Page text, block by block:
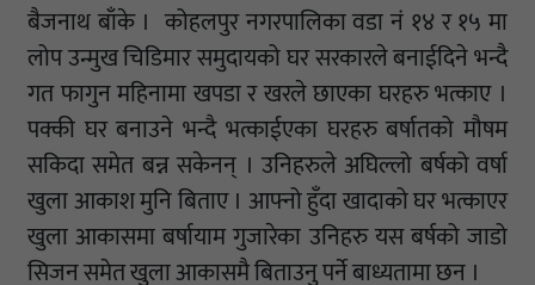
बैजनाथ बाँके । कोहलपुर नगरपालिका वडा नं १४ र १५ मा
लोप उन्मुख चिडिमार समुदायको घर सरकारले बनाईदिने भन्दै
गत फागुन महिनामा खपडा र खरले छाएका घरहरु भत्काए ।
पक्की घर बनाउने भन्दै भत्काईएका घरहरु बर्षातको मौषम
सकिदा समेत बन्न सकेनन् । उनिहरुले अघिल्लो बर्षको वर्षा
खुला आकाश मुनि बिताए । आफ्नो हुँदा खादाको घर भत्काएर
खुला आकासमा बर्षायाम गुजारेका उनिहरु यस बर्षको जाडो
सिजन समेत खुला आकासमै बिताउनु पर्ने बाध्यतामा छन ।